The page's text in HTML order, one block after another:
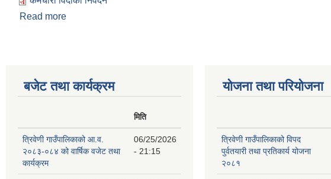
Read more
बजेट तथा कार्यक्रम
मिति
त्रिवेणी गाउँपालिकाको आ.व.
२०८३-०८४ को वार्षिक वजेट तथा
कार्यक्रम
06/25/2026
- 21:15
योजना तथा परियोजना
त्रिवेणी गाउँपालिकाको विपद
पुर्वतयारी तथा प्रतिकार्य योजना
२०८१